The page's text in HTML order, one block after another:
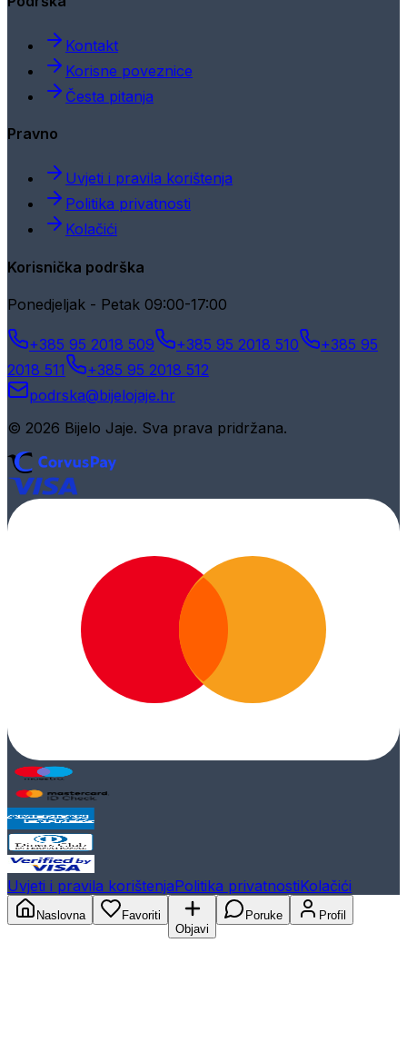
Kontakt
Korisne poveznice
Česta pitanja
Pravno
Uvjeti i pravila korištenja
Politika privatnosti
Kolačići
Korisnička podrška
Ponedjeljak - Petak 09:00-17:00
+385 95 2018 509 +385 95 2018 510
+385 95
2018 511
+385 95 2018 512
podrska@bijelojaje.hr
© 2026 Bijelo Jaje. Sva prava pridržana.
Uvjeti i pravila korištenjaPolitika privatnostiKolačići
Naslovna
Favoriti
Objavi
Poruke Profil